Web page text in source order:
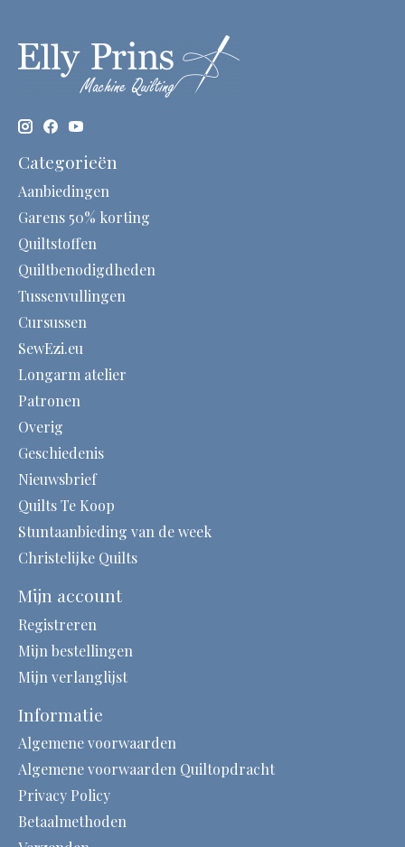
Categorieën
Aanbiedingen
Garens 50% korting
Quiltstoffen
Quiltbenodigdheden
Tussenvullingen
Cursussen
SewEzi.eu
Longarm atelier
Patronen
Overig
Geschiedenis
Nieuwsbrief
Quilts Te Koop
Stuntaanbieding van de week
Christelijke Quilts
Mijn account
Registreren
Mijn bestellingen
Mijn verlanglijst
Informatie
Algemene voorwaarden
Algemene voorwaarden Quiltopdracht
Privacy Policy
Betaalmethoden